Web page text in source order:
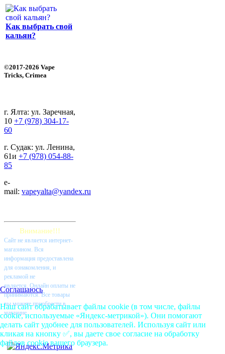
Как выбрать свой
кальян?
©2017-2026 Vape
Tricks, Crimea
г. Ялта: ул. Заречная,
10 +7 (978) 304-17-
60
г. Судак: ул. Ленина,
61и +7 (978) 054-88-
85
e-
mail: vapeyalta@yandex.ru
Внимание!!!
Cайт не является интернет-
магазином. Вся
информация предоставлена
для ознакомления, и
рекламой не
является. Онлайн оплаты не
принимаются. Все товары
вы можете приобрести в
магазине.
Соглашаюсь
Наш сайт обрабатывает файлы cookie (в том числе, файлы
cookie, используемые «Яндекс-метрикой»). Они помогают
делать сайт удобнее для пользователей. Используя сайт или
кликая на кнопку ✅, вы даете свое согласие на обработку
файлов cookie вашего браузера.